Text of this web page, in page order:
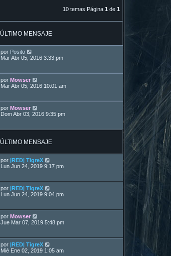
10 temas Página 1 de 1
ÚLTIMO MENSAJE
por Posito
Mar Abr 05, 2016 3:33 pm
por Mowser
Mar Abr 05, 2016 10:01 am
por Mowser
Dom Abr 03, 2016 9:35 pm
ÚLTIMO MENSAJE
por
|RED| TigreX
Lun Jun 24, 2019 9:17 pm
por
|RED| TigreX
Lun Jun 24, 2019 9:04 pm
por Mowser
Jue Mar 07, 2019 5:48 pm
por
|RED| TigreX
Mié Ene 02, 2019 1:05 am